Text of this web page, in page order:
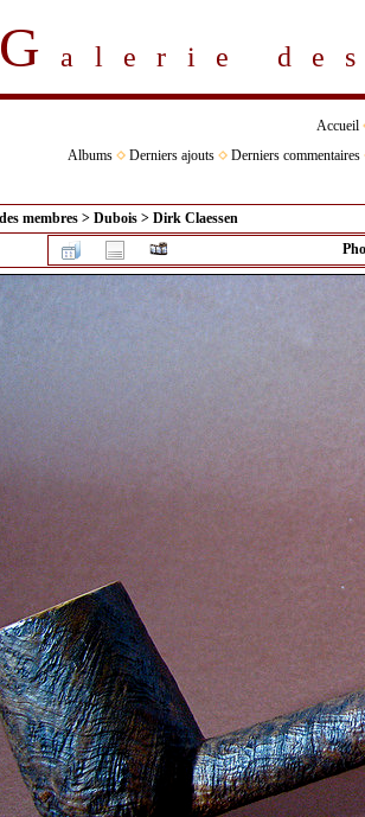
Galerie
Accueil
Albums
Derniers ajouts Derniers commentaires
membres > Dubois > Dirk Claessen